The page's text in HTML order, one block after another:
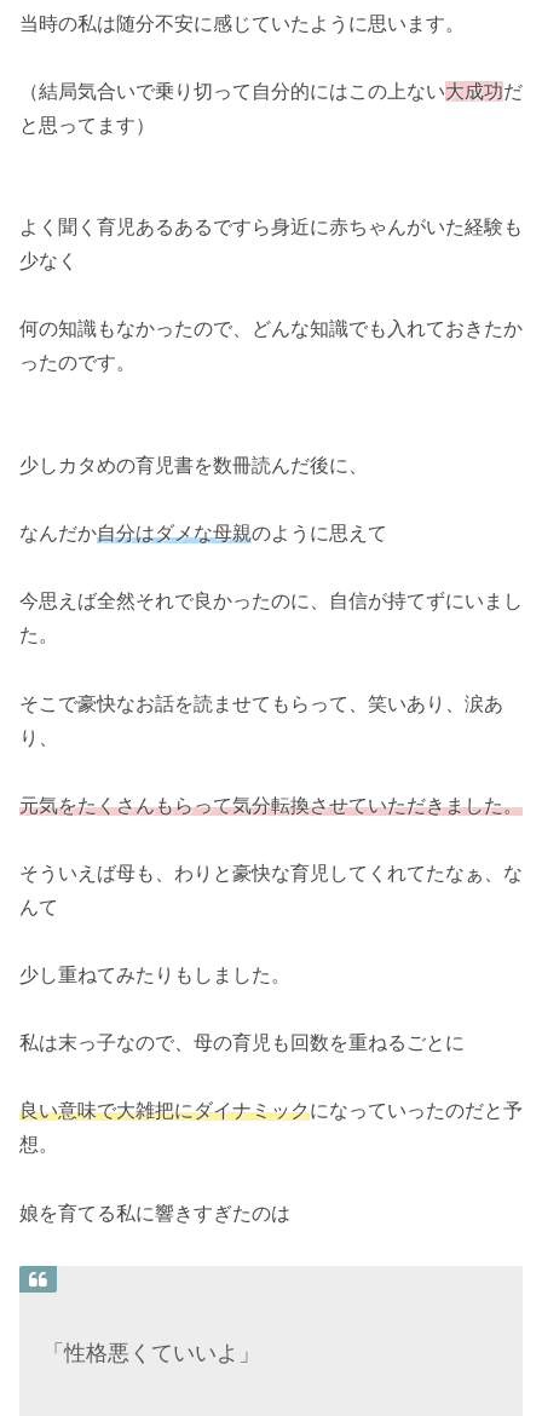
当時の私は随分不安に感じていたように思います。
（結局気合いで乗り切って自分的にはこの上ない大成功だ
と思ってます）
よく聞く育児あるあるですら身近に赤ちゃんがいた経験も
少なく
何の知識もなかったので、どんな知識でも入れておきたか
ったのです。
少しカタめの育児書を数冊読んだ後に、
なんだか自分はダメな母親のように思えて
今思えば全然それで良かったのに、自信が持てずにいまし
た。
そこで豪快なお話を読ませてもらって、笑いあり、涙あ
り、
元気をたくさんもらって気分転換させていただきました。
そういえば母も、わりと豪快な育児してくれてたなぁ、な
んて
少し重ねてみたりもしました。
私は末っ子なので、母の育児も回数を重ねるごとに
良い意味で大雑把にダイナミックになっていったのだと予
想。
娘を育てる私に響きすぎたのは
「性格悪くていいよ」